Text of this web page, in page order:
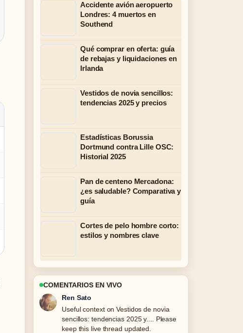
Accidente avión aeropuerto
Londres: 4 muertos en
Southend
Qué comprar en oferta: guía
de rebajas y liquidaciones en
Irlanda
Vestidos de novia sencillos:
tendencias 2025 y precios
Estadísticas Borussia
Dortmund contra Lille OSC:
Historial 2025
Pan de centeno Mercadona:
¿es saludable? Comparativa y
guía
Cortes de pelo hombre corto:
estilos y nombres clave
COMENTARIOS EN VIVO
Emma Karlsson
The reporting on Donald Trump y Elon
Musk: ¿Apoyo, amistad... feels solid
and very easy to follow.